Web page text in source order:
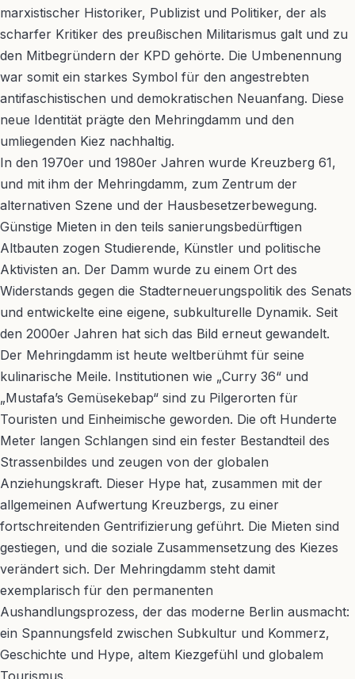
marxistischer Historiker, Publizist und Politiker, der als
scharfer Kritiker des preußischen Militarismus galt und zu
den Mitbegründern der KPD gehörte. Die Umbenennung
war somit ein starkes Symbol für den angestrebten
antifaschistischen und demokratischen Neuanfang. Diese
neue Identität prägte den Mehringdamm und den
umliegenden Kiez nachhaltig.
In den 1970er und 1980er Jahren wurde Kreuzberg 61,
und mit ihm der Mehringdamm, zum Zentrum der
alternativen Szene und der Hausbesetzerbewegung.
Günstige Mieten in den teils sanierungsbedürftigen
Altbauten zogen Studierende, Künstler und politische
Aktivisten an. Der Damm wurde zu einem Ort des
Widerstands gegen die Stadterneuerungspolitik des Senats
und entwickelte eine eigene, subkulturelle Dynamik. Seit
den 2000er Jahren hat sich das Bild erneut gewandelt.
Der Mehringdamm ist heute weltberühmt für seine
kulinarische Meile. Institutionen wie „Curry 36“ und
„Mustafa’s Gemüsekebap“ sind zu Pilgerorten für
Touristen und Einheimische geworden. Die oft Hunderte
Meter langen Schlangen sind ein fester Bestandteil des
Strassenbildes und zeugen von der globalen
Anziehungskraft. Dieser Hype hat, zusammen mit der
allgemeinen Aufwertung Kreuzbergs, zu einer
fortschreitenden Gentrifizierung geführt. Die Mieten sind
gestiegen, und die soziale Zusammensetzung des Kiezes
verändert sich. Der Mehringdamm steht damit
exemplarisch für den permanenten
Aushandlungsprozess, der das moderne Berlin ausmacht:
ein Spannungsfeld zwischen Subkultur und Kommerz,
Geschichte und Hype, altem Kiezgefühl und globalem
Tourismus.